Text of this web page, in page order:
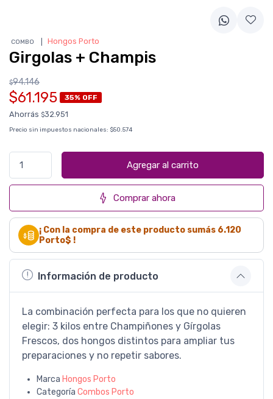
COMBO Hongos Porto
Girgolas + Champis
$94.146
$61.195 35% OFF
Ahorrás $32.951
Precio sin impuestos nacionales: $50.574
Agregar al carrito
Comprar ahora
¡ Con la compra de este producto sumás 6.120
Porto$ !
Información de producto
La combinación perfecta para los que no quieren
elegir: 3 kilos entre Champiñones y Gírgolas
Frescos, dos hongos distintos para ampliar tus
preparaciones y no repetir sabores.
Marca Hongos Porto
Categoría Combos Porto